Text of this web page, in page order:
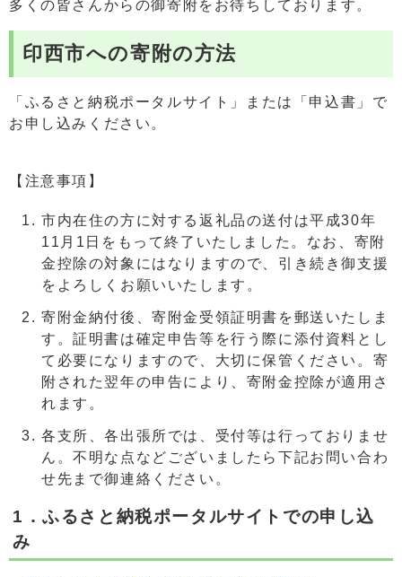
多くの皆さんからの御寄附をお待ちしております。
印西市への寄附の方法
「ふるさと納税ポータルサイト」または「申込書」で
お申し込みください。
【注意事項】
市内在住の方に対する返礼品の送付は平成30年
11月1日をもって終了いたしました。なお、寄附
金控除の対象にはなりますので、引き続き御支援
をよろしくお願いいたします。
寄附金納付後、寄附金受領証明書を郵送いたしま
す。証明書は確定申告等を行う際に添付資料とし
て必要になりますので、大切に保管ください。寄
附された翌年の申告により、寄附金控除が適用さ
れます。
各支所、各出張所では、受付等は行っておりませ
ん。不明な点などございましたら下記お問い合わ
せ先まで御連絡ください。
1．ふるさと納税ポータルサイトでの申し込
み